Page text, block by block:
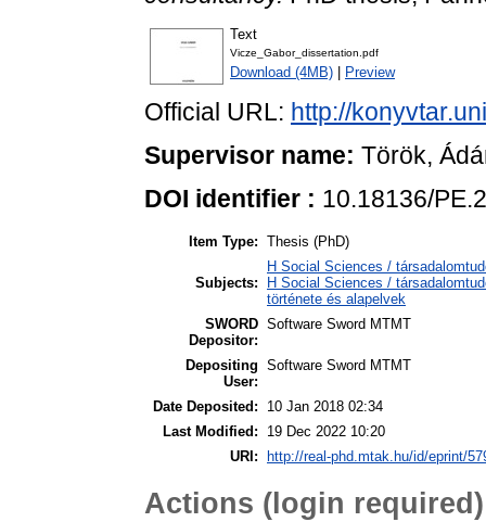
Text
Vicze_Gabor_dissertation.pdf
Download (4MB) Preview
Official URL: http://
Supervisor name: Török,
DOI identifier : 10.18136/
Item Type: Thesis (PhD)
Subjects:
H Social Sciences /
H Social Sciences /
története és alapelvek
SWORD
Depositor:
Software Sword MTMT
Depositing
User:
Software Sword MTMT
Date Deposited:
10 Jan 2018 02:34
Last Modified:
19 Dec 2022 10:20
URI:
http://real-phd.mtak.hu/id/eprint/
Actions (login required)